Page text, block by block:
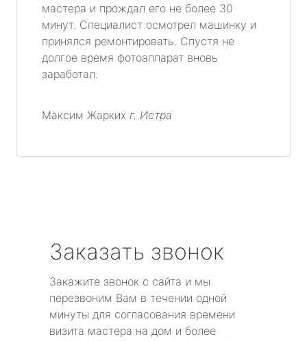
мастера и прождал его не более 30
минут. Специалист осмотрел машинку и
принялся ремонтировать. Спустя не
долгое время фотоаппарат вновь
заработал.
Максим Жарких г. Истра
Заказать звонок
Закажите звонок с сайта и мы
перезвоним Вам в течении одной
минуты для согласования времени
визита мастера на дом и более